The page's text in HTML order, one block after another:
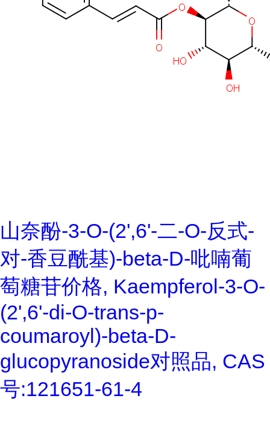
山奈酚-3-O-(2',6'-二-O-反式-
对-香豆酰基)-beta-D-吡喃葡
萄糖苷价格, Kaempferol-3-O-
(2',6'-di-O-trans-p-
coumaroyl)-beta-D-
glucopyranoside对照品, CAS
号:121651-61-4